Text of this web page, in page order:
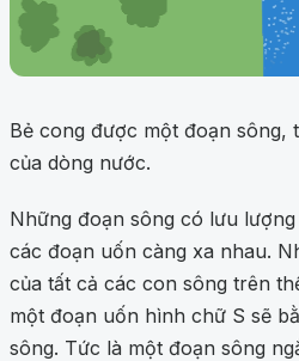
Bẻ cong được một đoạn sông,
của dòng nước.
Những đoạn sông có lưu
các đoạn uốn càng xa nhau.
của tất cả các con sông trên
một đoạn uốn hình chữ S sẽ
sông. Tức là một đoạn sông